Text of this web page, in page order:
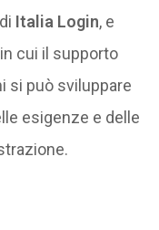
Italia Login, e
cui il supporto
si può sviluppare
esigenze e delle